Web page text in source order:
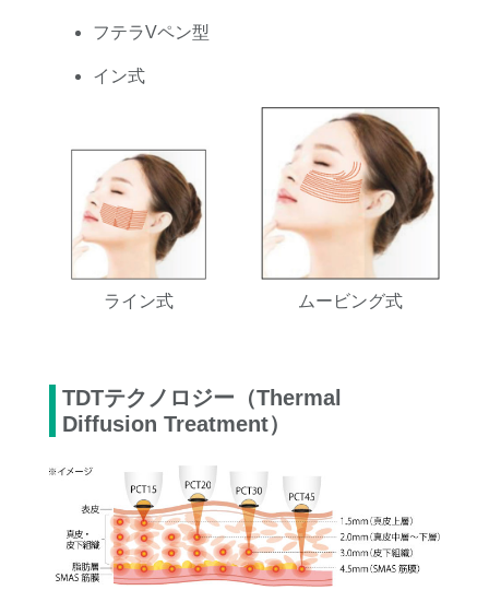
フテラVペン型
イン式
ライン式 ムービング式
TDTテクノロジー（Thermal
Diffusion Treatment）